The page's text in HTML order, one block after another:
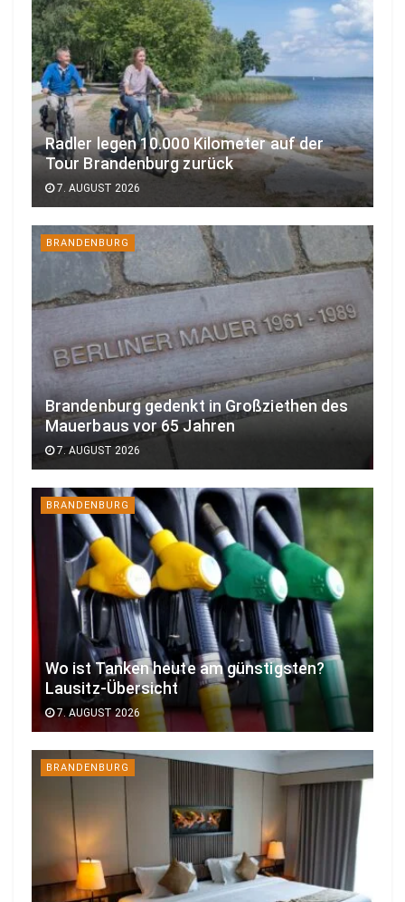
Radler legen 10.000 Kilometer auf der
Tour Brandenburg zurück
7. AUGUST 2026
BRANDENBURG
Brandenburg gedenkt in Großziethen des
Mauerbaus vor 65 Jahren
7. AUGUST 2026
BRANDENBURG
Wo ist Tanken heute am günstigsten?
Lausitz-Übersicht
7. AUGUST 2026
BRANDENBURG